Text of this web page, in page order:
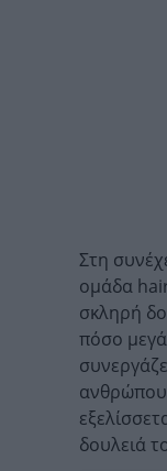
Στη
ομάδα
σκληρή
πόσο
δουλειά